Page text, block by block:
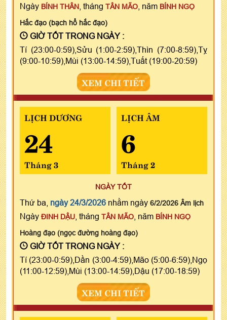
Ngày BÍNH THÂN , tháng TÂN MÃO , năm BÍNH NGỌ
Hắc đạo (bạch hổ hắc đạo)
GIỜ TỐT TRONG NGÀY :
Tí (23:00-0:59),Sửu (1:00-2:59),Thìn (7:00-8:59),Tỵ
(9:00-10:59),Mùi (13:00-14:59),Tuất (19:00-20:59)
XEM CHI TIẾT
LỊCH DƯƠNG
24
Tháng 3
LỊCH ÂM
6
Tháng 2
NGÀY TỐT
Thứ ba, ngày 24/3/2026 nhằm ngày 6/2/2026 Âm lịch
Ngày ĐINH DẬU , tháng TÂN MÃO , năm BÍNH NGỌ
Hoàng đạo (ngọc đường hoàng đạo)
GIỜ TỐT TRONG NGÀY :
Tí (23:00-0:59),Dần (3:00-4:59),Mão (5:00-6:59),Ngọ
(11:00-12:59),Mùi (13:00-14:59),Dậu (17:00-18:59)
XEM CHI TIẾT